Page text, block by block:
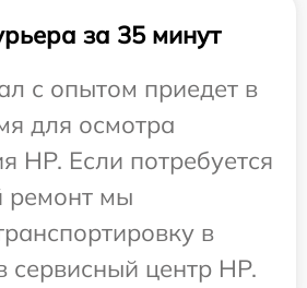
за 35 минут
с опытом приедет в
для осмотра
HP. Если потребуется
ремонт мы
в
сервисный центр HP.